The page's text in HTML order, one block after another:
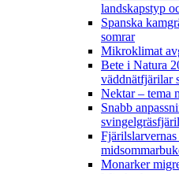
landskapstyp
Spanska
somrar
Mikroklimat
Bete i Natura
väddnätfjärilar
Nektar – tema
Snabb
Monarker